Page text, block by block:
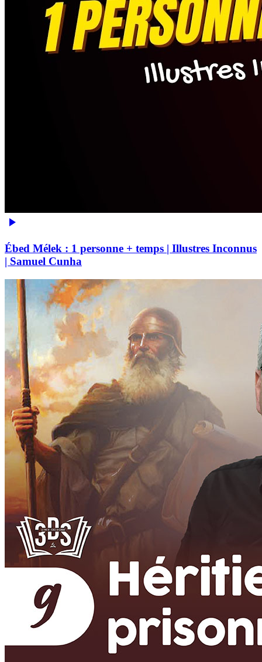
Ébed Mélek : 1 personne + temps | Illustres Inconnus
| Samuel Cunha